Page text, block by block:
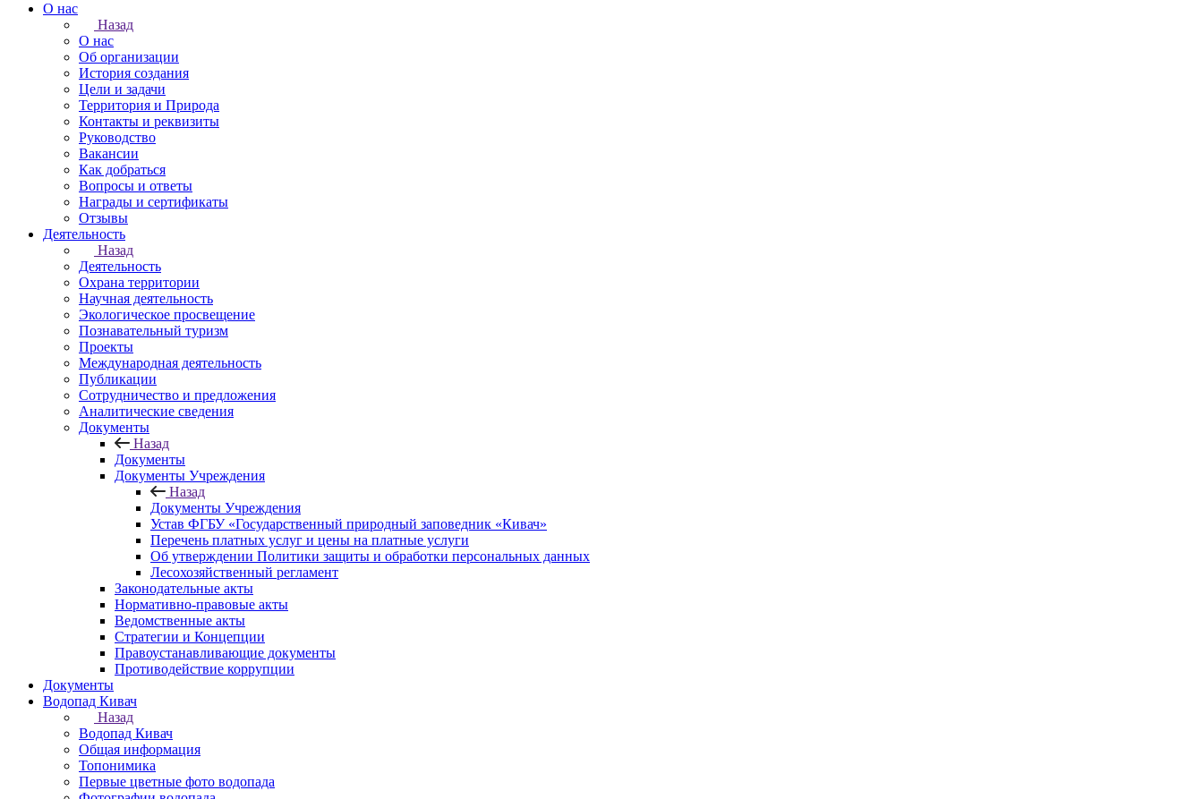
О нас
Назад
О нас
Об организации
История создания
Цели и задачи
Территория и Природа
Контакты и реквизиты
Руководство
Вакансии
Как добраться
Вопросы и ответы
Награды и сертификаты
Отзывы
Деятельность
Назад
Деятельность
Охрана территории
Научная деятельность
Экологическое просвещение
Познавательный туризм
Проекты
Международная деятельность
Публикации
Сотрудничество и предложения
Аналитические сведения
Документы
Назад
Документы
Документы Учреждения
Назад
Документы Учреждения
Устав ФГБУ «Государственный природный заповедник «Кивач»
Перечень платных услуг и цены на платные услуги
Об утверждении Политики защиты и обработки персональных данных
Лесохозяйственный регламент
Законодательные акты
Нормативно-правовые акты
Ведомственные акты
Стратегии и Концепции
Правоустанавливающие документы
Противодействие коррупции
Документы
Водопад Кивач
Назад
Водопад Кивач
Общая информация
Топонимика
Первые цветные фото водопада